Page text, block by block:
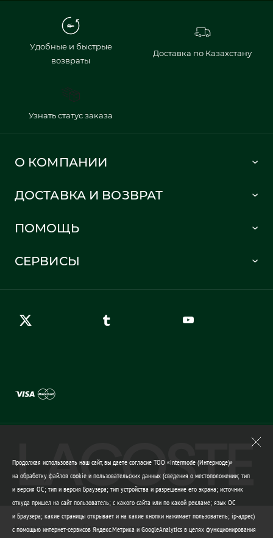
Удобные и быстрые
возвраты
Доставка по Казахстану
Узнать статус заказа
О КОМПАНИИ
Политика в отношении обработки персональных данных
ДОСТАВКА И ВОЗВРАТ
Информация о доставке
Правила возврата
ПОМОЩЬ
Карта сайта
СЕРВИСЫ
Карта сайта Гарантия качества
Продолжая использовать наш сайт, вы даете согласие ТОО «Intermode (Интермоде)»
на обработку файлов cookie и пользовательских данных (сведения о местоположении; тип
и версия ОС; тип и версия Браузера; тип устройства и разрешение его экрана; источник
откуда пришел на сайт пользователь; с какого сайта или по какой рекламе; язык ОС
и Браузера; какие страницы открывает и на какие кнопки нажимает пользователь; ip-адрес)
с помощью интернет-сервисов Яндекс.Метрика и GoogleAnalytics в целях функционирования